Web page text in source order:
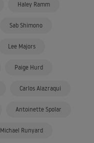
Haley Ramm
Sab Shimono
Lee Majors
Paige Hurd
Carlos Alazraqui
Antoinette Spolar
Michael Runyard